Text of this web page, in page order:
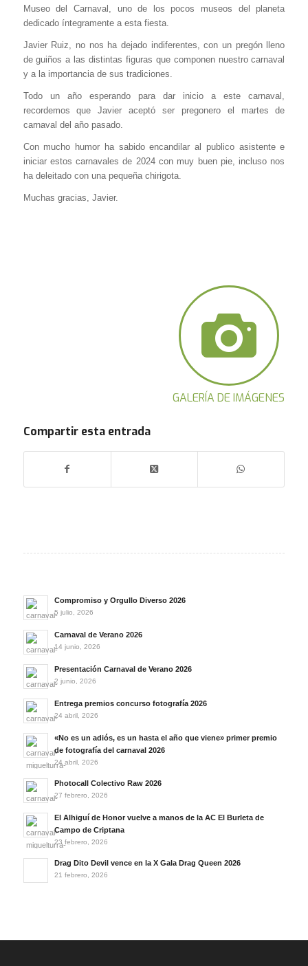
Museo del Carnaval, uno de los pocos museos del planeta
dedicado íntegramente a esta fiesta.
Javier Ruiz, no nos ha dejado indiferentes, con un pregón lleno
de guiños a las distintas figuras que componen nuestro carnaval
y a la importancia de sus tradiciones.
Todo un año esperando para dar inicio a este carnaval,
recordemos que Javier aceptó ser pregonero el martes de
carnaval del año pasado.
Con mucho humor ha sabido encandilar al publico asistente e
iniciar estos carnavales de 2024 con muy buen pie, incluso nos
ha deleitado con una pequeña chirigota.
Muchas gracias, Javier.
GALERÍA DE IMÁGENES
Compartir esta entrada
Compromiso y Orgullo Diverso 2026
5 julio, 2026
Carnaval de Verano 2026
14 junio, 2026
Presentación Carnaval de Verano 2026
2 junio, 2026
Entrega premios concurso fotografía 2026
24 abril, 2026
«No es un adiós, es un hasta el año que viene» primer premio
de fotografía del carnaval 2026
24 abril, 2026
Photocall Colectivo Raw 2026
27 febrero, 2026
El Alhiguí de Honor vuelve a manos de la AC El Burleta de
Campo de Criptana
23 febrero, 2026
Drag Dito Devil vence en la X Gala Drag Queen 2026
21 febrero, 2026